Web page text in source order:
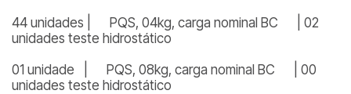
44 unidades | PQS, 04kg, carga nominal BC | 02
unidades teste hidrostático
01 unidade | PQS, 08kg, carga nominal BC | 00
unidades teste hidrostático